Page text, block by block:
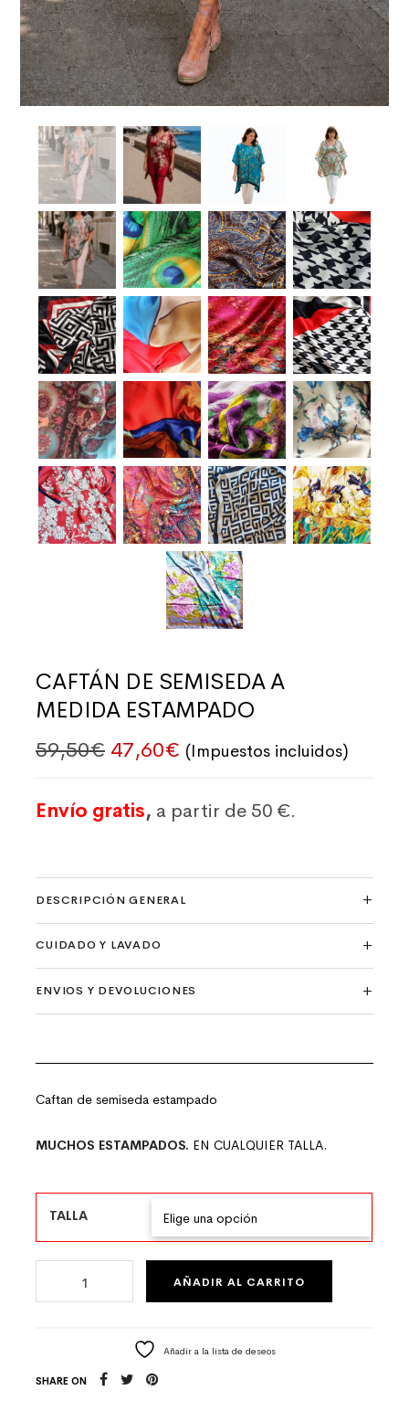
CAFTÁN DE SEMISEDA A
MEDIDA ESTAMPADO
59,50€ El precio original era: 59,50€.
47,60€ El precio actual es:
(Impuestos incluidos)
Caftan de semiseda estampado
MUCHOS ESTAMPADOS. EN CUALQUIER TALLA.
Envío gratis, a partir de 50 €.
TALLA
CAFTÁN DE SEMISEDA A MEDIDA ESTAMPADO CANTIDAD
AÑADIR AL CARRITO
Añadir a la lista de deseos
DESCRIPCIÓN GENERAL
CUIDADO Y LAVADO
ENVIOS Y DEVOLUCIONES
SHARE ON